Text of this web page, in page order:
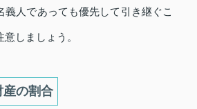
義人であっても優先して引き継ぐこ
しましょう。
産の割合